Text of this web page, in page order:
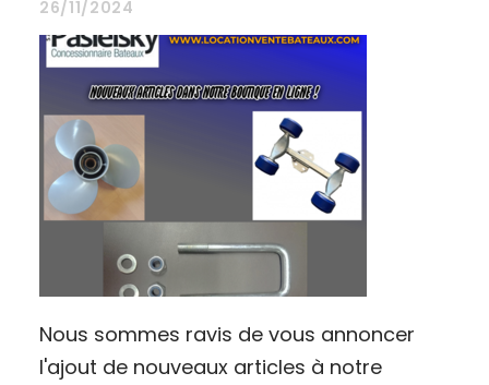
26/11/2024
Nous sommes ravis de vous annoncer
l'ajout de nouveaux articles à notre